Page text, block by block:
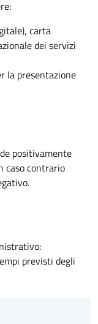
carta
dei servizi
la presentazione
positivamente
caso contrario
previsti degli